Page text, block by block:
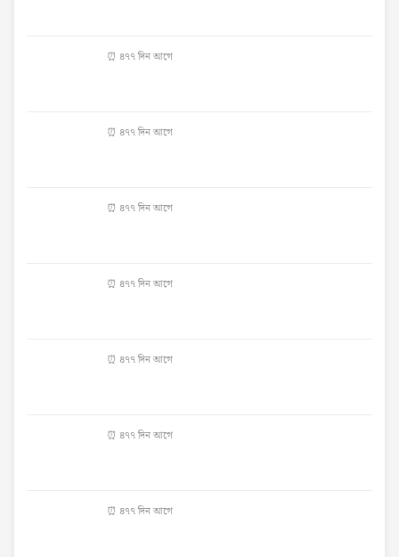
⏰ ৪৭৭ দিন আগে
⏰ ৪৭৭ দিন আগে
⏰ ৪৭৭ দিন আগে
⏰ ৪৭৭ দিন আগে
⏰ ৪৭৭ দিন আগে
⏰ ৪৭৭ দিন আগে
⏰ ৪৭৭ দিন আগে